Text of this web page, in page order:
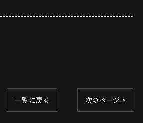
一覧に戻る 次のページ >